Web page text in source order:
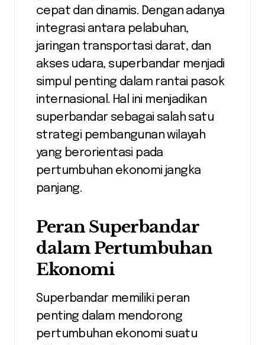
cepat dan dinamis. Dengan adanya
integrasi antara pelabuhan,
jaringan transportasi darat, dan
akses udara, superbandar menjadi
simpul penting dalam rantai pasok
internasional. Hal ini menjadikan
superbandar sebagai salah satu
strategi pembangunan wilayah
yang berorientasi pada
pertumbuhan ekonomi jangka
panjang.
Peran Superbandar
dalam Pertumbuhan
Ekonomi
Superbandar memiliki peran
penting dalam mendorong
pertumbuhan ekonomi suatu